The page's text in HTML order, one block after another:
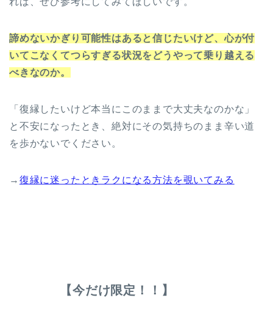
諦めないかぎり可能性はあると信じたいけど、心が付
いてこなくてつらすぎる状況をどうやって乗り越える
べきなのか。
「復縁したいけど本当にこのままで大丈夫なのかな」
と不安になったとき、絶対にその気持ちのまま辛い道
を歩かないでください。
→ 復縁に迷ったときラクになる方法を覗いてみる
【今だけ限定！！】